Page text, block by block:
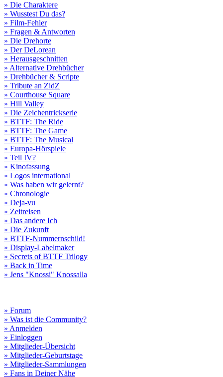
» Die Charaktere
» Wusstest Du das?
» Film-Fehler
» Fragen & Antworten
» Die Drehorte
» Der DeLorean
» Herausgeschnitten
» Alternative Drehbücher
» Drehbücher & Scripte
» Tribute an ZidZ
» Courthouse Square
» Hill Valley
» Die Zeichentrickserie
» BTTF: The Ride
» BTTF: The Game
» BTTF: The Musical
» Europa-Hörspiele
» Teil IV?
» Kinofassung
» Logos international
» Was haben wir gelernt?
» Chronologie
» Deja-vu
» Zeitreisen
» Das andere Ich
» Die Zukunft
» BTTF-Nummernschild!
» Display-Labelmaker
» Secrets of BTTF Trilogy
» Back in Time
» Jens "Knossi" Knossalla
» Forum
» Was ist die Community?
» Anmelden
» Einloggen
» Mitglieder-Übersicht
» Mitglieder-Geburtstage
» Mitglieder-Sammlungen
» Fans in Deiner Nähe